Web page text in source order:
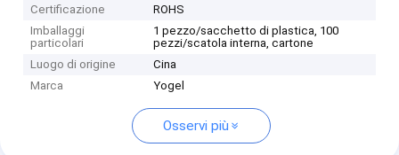
Certificazione
ROHS
Imballaggi
particolari
1 pezzo/sacchetto di plastica, 100
pezzi/scatola interna, cartone
Luogo di origine
Cina
Marca
Yogel
Osservi più